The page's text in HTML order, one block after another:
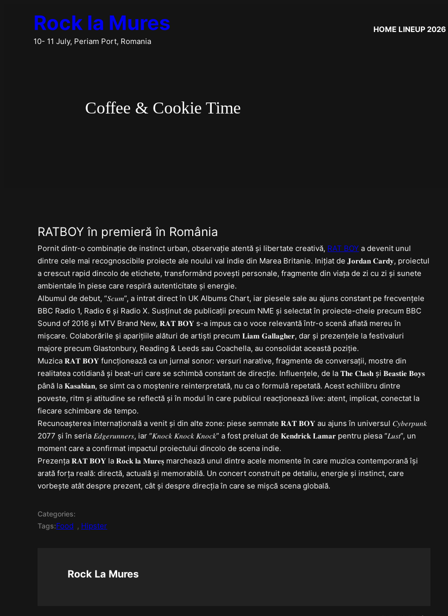
Rock la Mures
10- 11 July, Periam Port, Romania
HOME LINEUP 2026
Coffee & Cookie Time
RATBOY în premieră în România
Pornit dintr-o combinație de instinct urban, observație atentă și libertate creativă, RAT BOY a devenit unul
dintre cele mai recognoscibile proiecte ale noului val indie din Marea Britanie. Inițiat de 𝐉𝐨𝐫𝐝𝐚𝐧 𝐂𝐚𝐫𝐝𝐲, proiectul
a crescut rapid dincolo de etichete, transformând povești personale, fragmente din viața de zi cu zi și sunete
ambientale în piese care respiră autenticitate și energie.
Albumul de debut, “𝑆𝑐𝑢𝑚”, a intrat direct în UK Albums Chart, iar piesele sale au ajuns constant pe frecvențele
BBC Radio 1, Radio 6 și Radio X. Susținut de publicații precum NME și selectat în proiecte-cheie precum BBC
Sound of 2016 și MTV Brand New, 𝐑𝐀𝐓 𝐁𝐎𝐘 s-a impus ca o voce relevantă într-o scenă aflată mereu în
mișcare. Colaborările și aparițiile alături de artiști precum 𝐋𝐢𝐚𝐦 𝐆𝐚𝐥𝐥𝐚𝐠𝐡𝐞𝐫, dar și prezențele la festivaluri
majore precum Glastonbury, Reading & Leeds sau Coachella, au consolidat această poziție.
Muzica 𝐑𝐀𝐓 𝐁𝐎𝐘 funcționează ca un jurnal sonor: versuri narative, fragmente de conversații, mostre din
realitatea cotidiană și beat-uri care se schimbă constant de direcție. Influențele, de la 𝐓𝐡𝐞 𝐂𝐥𝐚𝐬𝐡 și 𝐁𝐞𝐚𝐬𝐭𝐢𝐞 𝐁𝐨𝐲𝐬
până la 𝐊𝐚𝐬𝐚𝐛𝐢𝐚𝐧, se simt ca o moștenire reinterpretată, nu ca o formulă repetată. Acest echilibru dintre
poveste, ritm și atitudine se reflectă și în modul în care publicul reacționează live: atent, implicat, conectat la
fiecare schimbare de tempo.
Recunoașterea internațională a venit și din alte zone: piese semnate 𝐑𝐀𝐓 𝐁𝐎𝐘 au ajuns în universul 𝐶𝑦𝑏𝑒𝑟𝑝𝑢𝑛𝑘
2077 și în seria 𝐸𝑑𝑔𝑒𝑟𝑢𝑛𝑛𝑒𝑟𝑠, iar “𝐾𝑛𝑜𝑐𝑘 𝐾𝑛𝑜𝑐𝑘 𝐾𝑛𝑜𝑐𝑘” a fost preluat de 𝐊𝐞𝐧𝐝𝐫𝐢𝐜𝐤 𝐋𝐚𝐦𝐚𝐫 pentru piesa “𝐿𝑢𝑠𝑡”, un
moment care a confirmat impactul proiectului dincolo de scena indie.
Prezența 𝐑𝐀𝐓 𝐁𝐎𝐘 la 𝐑𝐨𝐜𝐤 𝐥𝐚 𝐌𝐮𝐫𝐞𝐬̦ marchează unul dintre acele momente în care muzica contemporană își
arată forța reală: directă, actuală și memorabilă. Un concert construit pe detaliu, energie și instinct, care
vorbește atât despre prezent, cât și despre direcția în care se mișcă scena globală.
Categories:
Tags:Food , Hipster
Rock La Mures